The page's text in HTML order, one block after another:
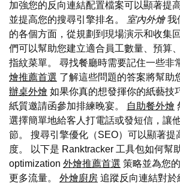
加強您的反向連結配置檔案可以顯著提
並提高您的搜尋引擎排名。
室內外燴我
的各個方面，從規劃到現場演示和收集
們可以幫助您建立適合員工數量、預算
指紋菜單。 尋找餐廳時需要記住一些非
燴推薦首選 了解這些問題的答案將幫助
辦桌外燴 如果你真的想發揮你的紙藝技
紙質邀請函參加排練晚宴。
自助餐外燴
選擇簡單地給客人打電話或發短信，讓
節。 搜尋引擎優化（SEO）可以顯著提
度。 以下是 Ranktracker 工具包如何幫
optimization 外燴推薦首選 策略並為您
更多流量。 外燴廚房 追蹤反向連結對